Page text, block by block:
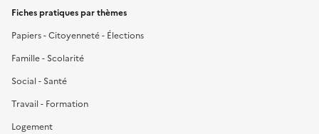
Fiches pratiques par thèmes
Papiers - Citoyenneté - Élections
Famille - Scolarité
Social - Santé
Travail - Formation
Logement